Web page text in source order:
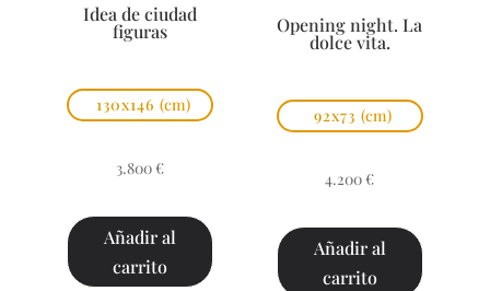
Idea de ciudad
figuras
130x146 (cm)
3.800 €
Añadir al
carrito
Opening night. La
dolce vita.
92x73 (cm)
4.200 €
Añadir al
carrito